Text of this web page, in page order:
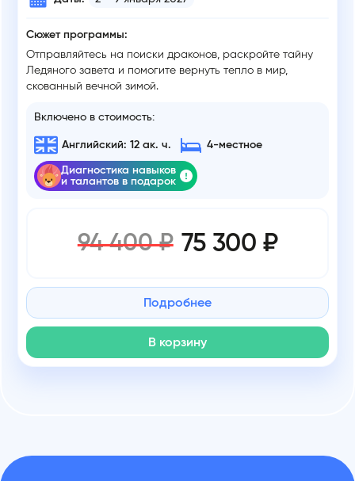
Сюжет программы:
Отправляйтесь на поиски драконов, раскройте тайну
Ледяного завета и помогите вернуть тепло в мир,
скованный вечной зимой.
Включено в стоимость:
Английский: 12 ак. ч. 4-местное
Диагностика навыков
и талантов в подарок
94 400 ₽ 75 300 ₽
Подробнее
В корзину